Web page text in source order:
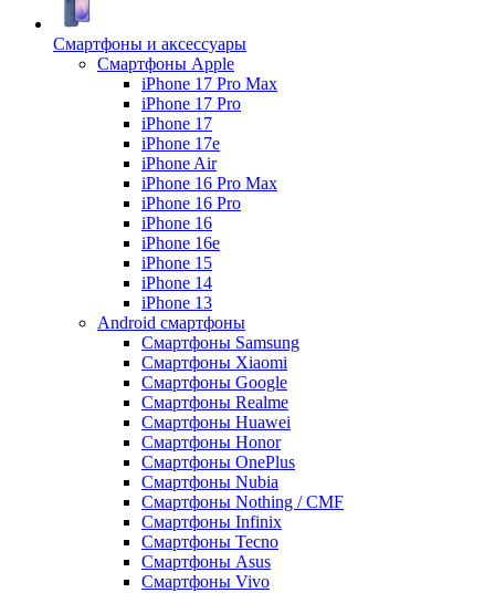
Смартфоны и аксессуары
Смартфоны Apple
iPhone 17 Pro Max
iPhone 17 Pro
iPhone 17
iPhone 17e
iPhone Air
iPhone 16 Pro Max
iPhone 16 Pro
iPhone 16
iPhone 16e
iPhone 15
iPhone 14
iPhone 13
Android cмартфоны
Смартфоны Samsung
Смартфоны Xiaomi
Смартфоны Google
Смартфоны Realme
Смартфоны Huawei
Смартфоны Honor
Смартфоны OnePlus
Смартфоны Nubia
Смартфоны Nothing / CMF
Смартфоны Infinix
Смартфоны Tecno
Смартфоны Asus
Смартфоны Vivo